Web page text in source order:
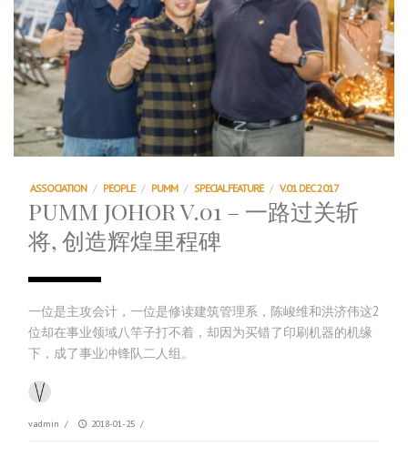
ASSOCIATION / PEOPLE / PUMM / SPECIAL FEATURE / V.01 DEC 2017
PUMM JOHOR V.01 – 一路过关斩
将, 创造辉煌里程碑
一位是主攻会计，一位是修读建筑管理系，陈峻维和洪济伟这2
位却在事业领域八竿子打不着，却因为买错了印刷机器的机缘
下，成了事业冲锋队二人组。
vadmin / 2018-01-25 /